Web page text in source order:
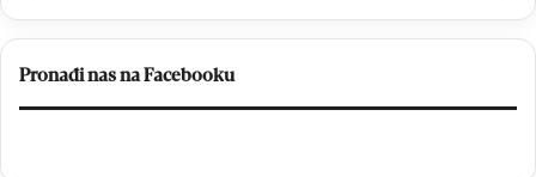
Pronađi nas na Facebooku